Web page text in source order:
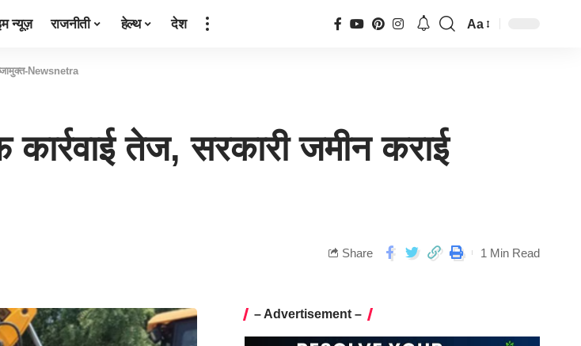
न्यूज़ राजनीती हेल्थ देश Aa
Newsnetra
तेज, सरकारी जमीन कराई
Share 1 Min Read
– Advertisement –